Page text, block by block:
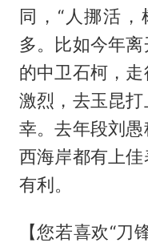
同，“人挪活
多。比如今年
的中卫石柯，
激烈，去玉昆
幸。去年段刘
西海岸都有上
有利。
【您若喜欢“刀